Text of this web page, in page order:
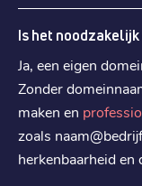
Verhuizen €
Verlengen €
.cloud
Registratie: €
€
Is het
Ja, een eigen
Zonder
maken en
zoals
herkenbaarheid en